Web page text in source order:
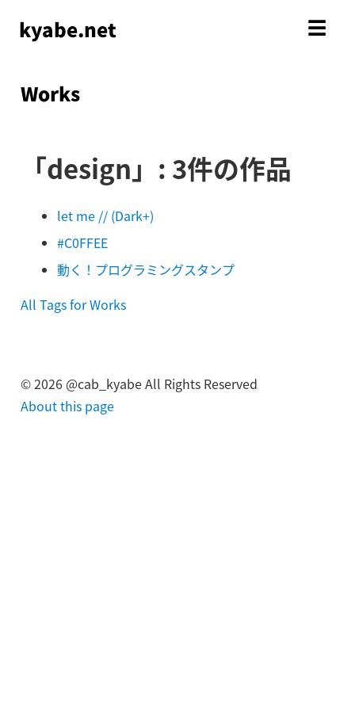
kyabe.net ☰
Works
「design」: 3件の作品
let me // (Dark+)
#C0FFEE
動く！プログラミングスタンプ
All Tags for Works
©2026 @cab_kyabe All Rights Reserved
About this page